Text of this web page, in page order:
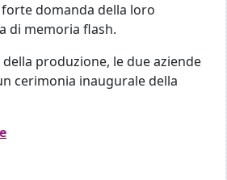
domanda della loro
di memoria flash.
produzione, le due aziende
cerimonia inaugurale della